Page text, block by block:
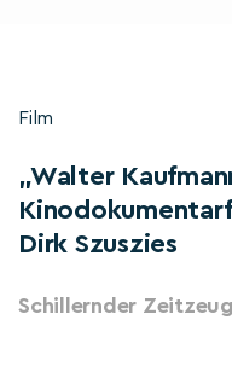
Film
„Walter
Dirk Szuszies
Schillernder